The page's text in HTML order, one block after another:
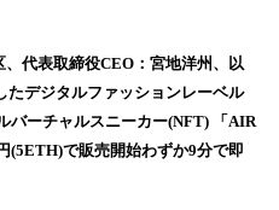
代表取締役CEO：宮地洋州、以
たデジタルファッションレーベル
バーチャルスニーカー(NFT) 「AIR
で販売開始わずか9分で即